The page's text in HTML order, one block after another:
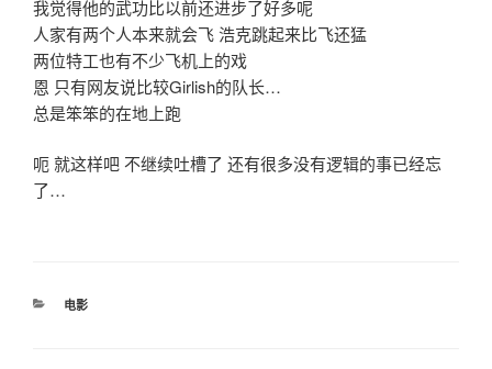
我觉得他的武功比以前还进步了好多呢
人家有两个人本来就会飞 浩克跳起来比飞还猛
两位特工也有不少飞机上的戏
恩 只有网友说比较Girlish的队长…
总是笨笨的在地上跑
呃 就这样吧 不继续吐槽了 还有很多没有逻辑的事已经忘
了…
分
电影